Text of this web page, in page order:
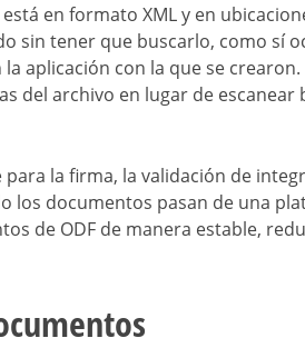
en formato XML y en
sin tener que buscarlo, como sí
aplicación con la que se
del archivo en lugar de
la firma, la validación de
los documentos pasan de una
de ODF de manera estable,